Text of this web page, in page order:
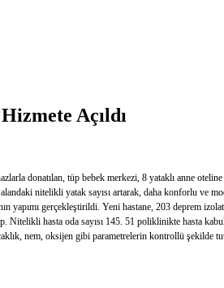
Açıldı
donatılan, tüp bebek merkezi, 8 yataklı anne oteline
nitelikli yatak sayısı artarak, daha konforlu
yapımı gerçekleştirildi. Yeni hastane, 203 deprem
hasta oda sayısı 145. 51 poliklinikte hasta
nem, oksijen gibi parametrelerin kontrollü